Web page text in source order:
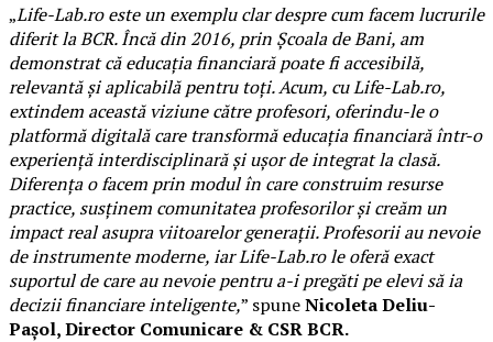
„Life-Lab.ro este un exemplu clar despre cum facem lucrurile
diferit la BCR. Încă din 2016, prin Școala de Bani, am
demonstrat că educația financiară poate fi accesibilă,
relevantă și aplicabilă pentru toți. Acum, cu Life-Lab.ro,
extindem această viziune către profesori, oferindu-le o
platformă digitală care transformă educația financiară într-o
experiență interdisciplinară și ușor de integrat la clasă.
Diferența o facem prin modul în care construim resurse
practice, susținem comunitatea profesorilor și creăm un
impact real asupra viitoarelor generații. Profesorii au nevoie
de instrumente moderne, iar Life-Lab.ro le oferă exact
suportul de care au nevoie pentru a-i pregăti pe elevi să ia
decizii financiare inteligente,” spuneNicoleta Deliu-
Pașol, Director Comunicare & CSR BCR.